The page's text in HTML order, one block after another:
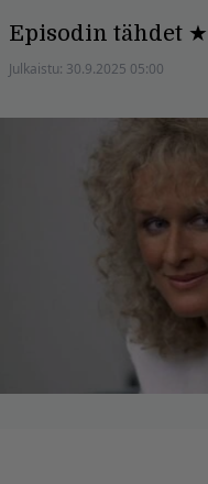
Episodin tähdet
Julkaistu: 30.9.2025 05:00